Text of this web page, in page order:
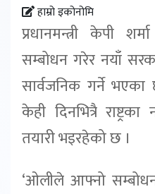
हाम्रो इकोनोमि
प्रधानमन्त्री केपी
सम्बोधन गरेर नयाँ
सार्वजनिक गर्ने भएका
केही दिनभित्रै
तयारी भइरहेको छ ।
‘ओलीले आफ्नो